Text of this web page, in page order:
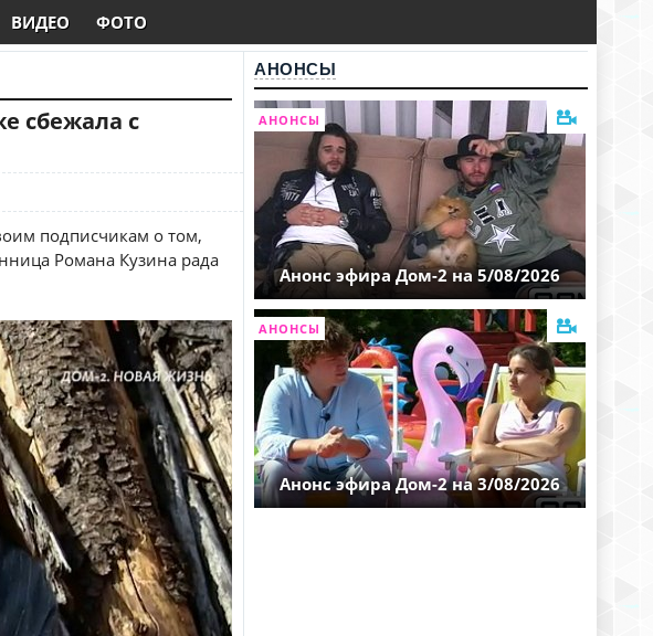
ВИДЕО ФОТО
сбежала с
подписчикам о том,
Романа Кузина рада
АНОНСЫ
АНОНСЫ
Анонс эфира Дом-2 на 5/08/2026
АНОНСЫ
Анонс эфира Дом-2 на 3/08/2026